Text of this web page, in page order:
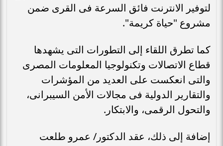
لتوفير الانترنت فائق السرعة فى القرى ضمن
مشروع "حياة كريمة".
كما تطرق اللقاء إلى التطورات التى يشهدها
قطاع الاتصالات وتكنولوجيا المعلومات المصرى
والتى انعكست على العديد من المؤشرات
والتقارير الدولية فى مجالات الأمن السيبرانى،
والتحول الرقمى، والابتكار.
إضافة إلى ذلك، عقد الدكتور/ عمرو طلعت